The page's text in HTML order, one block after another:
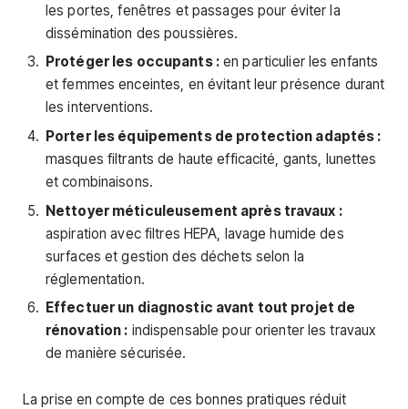
les portes, fenêtres et passages pour éviter la
dissémination des poussières.
Protéger les occupants :en particulier les enfants
et femmes enceintes, en évitant leur présence durant
les interventions.
Porter les équipements de protection adaptés :
masques filtrants de haute efficacité, gants, lunettes
et combinaisons.
Nettoyer méticuleusement après travaux :
aspiration avec filtres HEPA, lavage humide des
surfaces et gestion des déchets selon la
réglementation.
Effectuer un diagnostic avant tout projet de
rénovation : indispensable pour orienter les travaux
de manière sécurisée.
La prise en compte de ces bonnes pratiques réduit